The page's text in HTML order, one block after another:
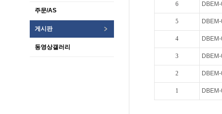
주문/AS
게시판
동영상갤러리
6
5
4
3
2
1